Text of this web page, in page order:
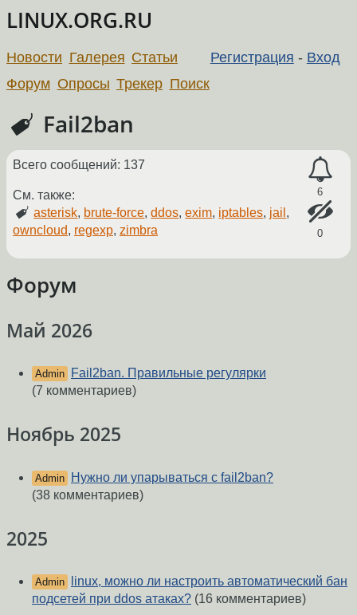
LINUX.ORG.RU
Регистрация - Вход
Новости Галерея Статьи
Форум Опросы Трекер Поиск
Fail2ban
6
0
Всего сообщений: 137
См. также:
asterisk, brute-force,ddos,exim, iptables, jail ,
owncloud, regexp, zimbra
Форум
Май 2026
Admin
Fail2ban. Правильные регулярки
(7 комментариев)
Ноябрь 2025
Admin
Нужно ли упарываться с fail2ban?
(38 комментариев)
2025
Admin
linux, можно ли настроить автоматический бан
подсетей при ddos атаках? (16 комментариев)